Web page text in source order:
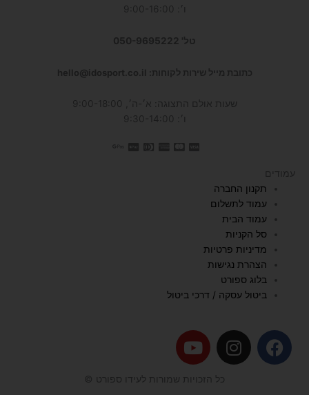
טל' 050-9695222
כתובת מייל שירות לקוחות: hello@idosport.co.il
שעות אולם התצוגה: א׳-ה׳, 9:00-18:00
עמודים
תקנון החברה
עמוד לתשלום
עמוד הבית
סל הקניות
מדיניות פרטיות
הצהרת נגישות
בלוג ספורט
ביטול עסקה / דרכי ביטול
F
a
I
n
Y
o
u
כל הזכויות שמורות לעידו ספורט ©